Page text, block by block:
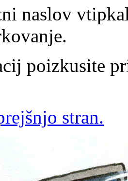
naslov
poizkusite
stran.